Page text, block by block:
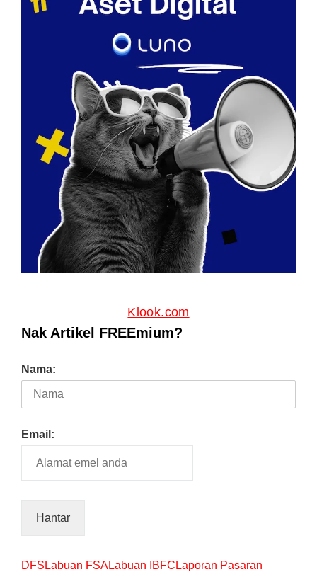
Klook.com
Nak Artikel FREEmium?
Nama:
Email:
DFS Labuan FSALabuan IBFC Laporan Pasaran